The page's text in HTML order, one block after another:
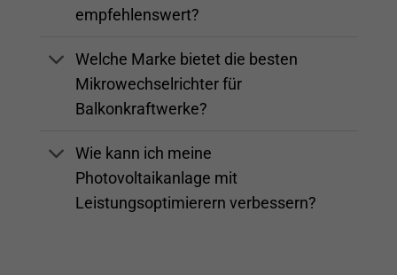
empfehlenswert?
Welche Marke bietet die besten
Mikrowechselrichter für
Balkonkraftwerke?
Wie kann ich meine
Photovoltaikanlage mit
Leistungsoptimierern verbessern?